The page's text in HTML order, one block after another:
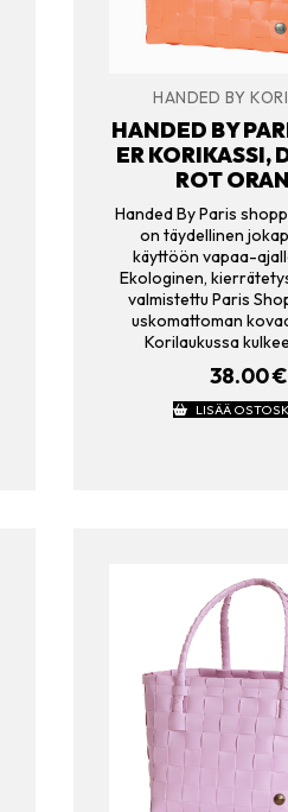
HANDED BY
HANDED BY
ER KORIKASSI,
ROT
Handed By Paris
on täydellinen
käyttöön vapaa-
Ekologinen,
valmistettu Paris
uskomattoman
Korilaukussa
38.00€
LISÄÄ